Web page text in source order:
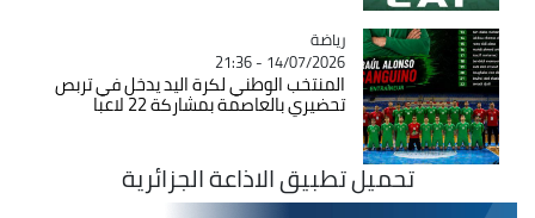
Catégorie
رياضة
14/07/2026 - 21:36
المنتخب الوطني لكرة اليد يدخل في تربص
تحضيري بالعاصمة بمشاركة 22 لاعبا
تحميل تطبيق الاذاعة الجزائرية